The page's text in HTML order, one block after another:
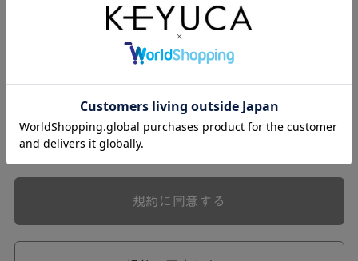
この会員規約（以下「本規約」といいます。）は、河淳株
式会社ケユカ事業部（以下「弊社」といいます。）が提供
する一連のサービスに関し、弊社が次条の定めに従い入会
本規約は、会員と弊社との間のサービスの利用に関わる一
切の関係に適用されるものとします。
弊社が一連のサービスを提供するにあたり、本規約のほ
ら個別規定はその名称のいかんに関わらず、本規約の一部
規約に同意する